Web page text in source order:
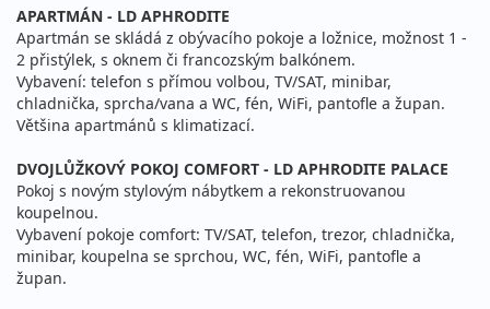
Sleva 11%13 100 Kč 11 700 Kč
cena za 4 dny (3 noci) Podrobnosti
21.09. - 24.09.2026
pondělí - čtvrtek
polopenze
vlastní
cena za 4 dny (3 noci)
24.09. - 27.09.2026
čtvrtek - neděle
vlastní
APARTMÁN - LD APHRODITE
Apartmán se skládá z obývacího pokoje a ložnice, možnost 1 -
2 přistýlek, s oknem či francozským balkónem.
Vybavení: telefon s přímou volbou, TV/SAT, minibar,
chladnička, sprcha/vana a WC, fén, WiFi, pantofle a župan.
Většina apartmánů s klimatizací.
DVOJLŮŽKOVÝ POKOJ COMFORT - LD APHRODITE PALACE
Pokoj s novým stylovým nábytkem a rekonstruovanou
koupelnou.
Vybavení pokoje comfort: TV/SAT, telefon, trezor, chladnička,
minibar, koupelna se sprchou, WC, fén, WiFi, pantofle a
župan.